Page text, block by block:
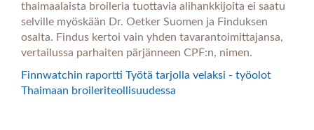
thaimaalaista broileria tuottavia alihankkijoita ei saatu
selville myöskään Dr. Oetker Suomen ja Finduksen
osalta. Findus kertoi vain yhden tavarantoimittajansa,
vertailussa parhaiten pärjänneen CPF:n, nimen.
Finnwatchin raportti Työtä tarjolla velaksi - työolot
Thaimaan broileriteollisuudessa